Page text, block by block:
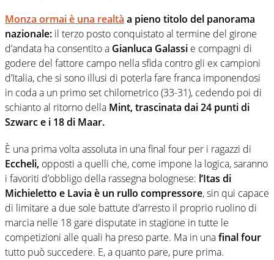
Monza ormai è una realtà a pieno titolo del panorama
nazionale: il terzo posto conquistato al termine del girone
d’andata ha consentito a Gianluca Galassi e compagni di
godere del fattore campo nella sfida contro gli ex campioni
d’Italia, che si sono illusi di poterla fare franca imponendosi
in coda a un primo set chilometrico (33-31), cedendo poi di
schianto al ritorno della Mint,trascinata dai 24 punti di
Szwarc e i 18 di Maar.
È una prima volta assoluta in una final four per i ragazzi di
Eccheli, opposti a quelli che, come impone la logica, saranno
i favoriti d’obbligo della rassegna bolognese: l’Itas di
Michieletto e Lavia è un rullo compressore, sin qui capace
di limitare a due sole battute d’arresto il proprio ruolino di
marcia nelle 18 gare disputate in stagione in tutte le
competizioni alle quali ha preso parte. Ma in unafinal four
tutto può succedere. E, a quanto pare, pure prima.